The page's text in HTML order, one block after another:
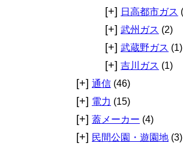
[+] 日高都市ガス
[+] 武州ガス (2)
[+] 武蔵野ガス (1)
[+] 吉川ガス (1)
[+] 通信 (46)
[+] 電力 (15)
[+] 蓋メーカー (4)
[+] 民間公園・遊園地 (3)